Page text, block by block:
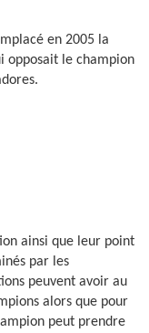
en 2005 la
opposait le champion
ainsi que leur point
par les
peuvent avoir au
alors que pour
peut prendre